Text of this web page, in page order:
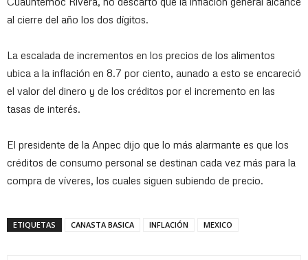
al cierre del año los dos dígitos.
La escalada de incrementos en los precios de los alimentos
ubica a la inflación en 8.7 por ciento, aunado a esto se encareció
el valor del dinero y de los créditos por el incremento en las
tasas de interés.
El presidente de la Anpec dijo que lo más alarmante es que los
créditos de consumo personal se destinan cada vez más para la
compra de víveres, los cuales siguen subiendo de precio.
ETIQUETAS CANASTA BASICA INFLACIÓN MEXICO